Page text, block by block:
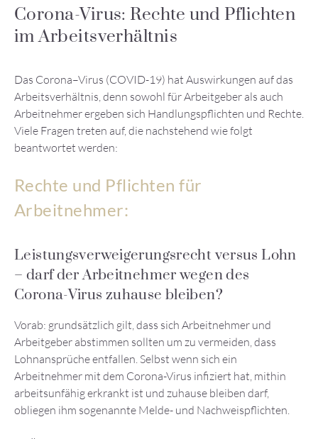
Corona-Virus: Rechte und Pflichten
im Arbeitsverhältnis
Das Corona–Virus (COVID-19) hat Auswirkungen auf das
Arbeitsverhältnis, denn sowohl für Arbeitgeber als auch
Arbeitnehmer ergeben sich Handlungspflichten und Rechte.
Viele Fragen treten auf, die nachstehend wie folgt
beantwortet werden:
Rechte und Pflichten für
Arbeitnehmer:
Leistungsverweigerungsrecht versus Lohn
– darf der Arbeitnehmer wegen des
Corona-Virus zuhause bleiben?
Vorab: grundsätzlich gilt, dass sich Arbeitnehmer und
Arbeitgeber abstimmen sollten um zu vermeiden, dass
Lohnansprüche entfallen. Selbst wenn sich ein
Arbeitnehmer mit dem Corona-Virus infiziert hat, mithin
arbeitsunfähig erkrankt ist und zuhause bleiben darf,
obliegen ihm sogenannte Melde- und Nachweispflichten.